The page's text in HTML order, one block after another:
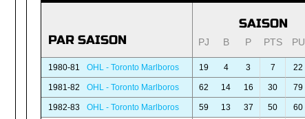
PAR SAISON
SAISON
PJ B P PTS PU
1980-81 OHL - Toronto Marlboros 19 4 3 7 22
1981-82 OHL - Toronto Marlboros 62 14 16 30 79
1982-83 OHL - Toronto Marlboros 59 13 37 50 60